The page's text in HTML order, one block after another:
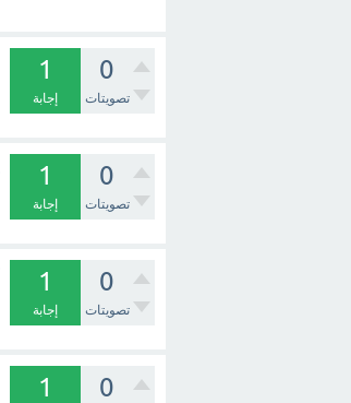
0
تصويتات
1
إجابة
0
تصويتات
1
إجابة
0
تصويتات
1
إجابة
0
1